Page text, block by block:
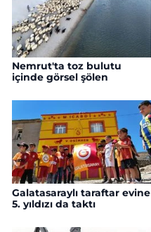
Nemrut'ta toz bulutu
içinde görsel şölen
Galatasaraylı taraftar evine
5. yıldızı da taktı